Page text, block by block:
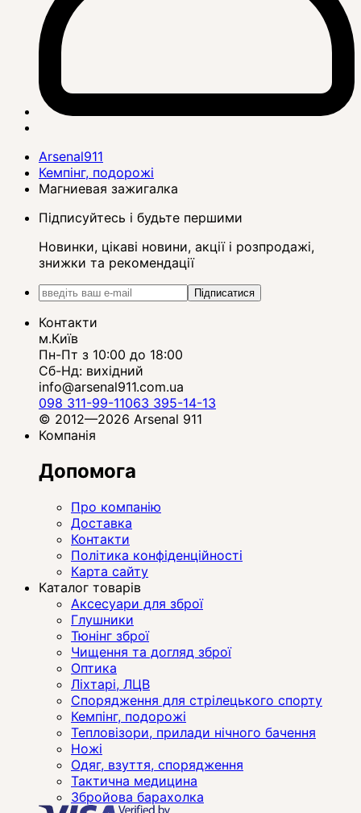
Arsenal911
Кемпінг, подорожі
Магниевая зажигалка
Підписуйтесь і будьте першими
Новинки, цікаві новини, акції і розпродажі,
знижки та рекомендації
Підписатися
Контакти
м.Київ
Пн-Пт з 10:00 до 18:00
Сб-Нд: вихідний
info@arsenal911.com.ua
098 311-99-11063 395-14-13
© 2012—2026 Arsenal 911
Компанія
Допомога
Про компанію
Доставка
Контакти
Політика конфіденційності
Карта сайту
Каталог товарів
Аксесуари для зброї
Глушники
Тюнінг зброї
Чищення та догляд зброї
Оптика
Ліхтарі, ЛЦВ
Спорядження для стрілецького спорту
Кемпінг, подорожі
Тепловізори, прилади нічного бачення
Ножі
Одяг, взуття, спорядження
Тактична медицина
Збройова барахолка